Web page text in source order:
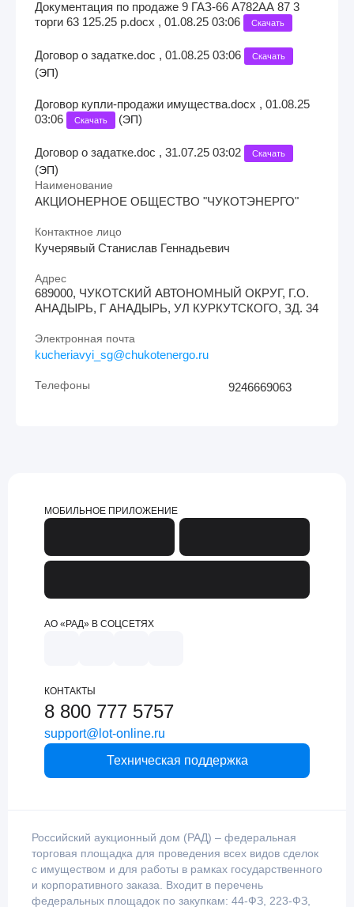
Документация по продаже 9 ГАЗ-66 А782АА 87 3
торги 63 125.25 р.docx , 01.08.25 03:06
Скачать
Договор о задатке.doc , 01.08.25 03:06 Скачать
(ЭП)
Договор купли-продажи имущества.docx , 01.08.25
03:06
Скачать (ЭП)
Договор о задатке.doc , 31.07.25 03:02 Скачать
(ЭП)
Наименование
АКЦИОНЕРНОЕ ОБЩЕСТВО "ЧУКОТЭНЕРГО"
Контактное лицо
Кучерявый Станислав Геннадьевич
Адрес
689000, ЧУКОТСКИЙ АВТОНОМНЫЙ ОКРУГ, Г.О.
АНАДЫРЬ, Г АНАДЫРЬ, УЛ КУРКУТСКОГО, ЗД. 34
Электронная почта
kucheriavyi_sg@chukotenergo.ru
Телефоны 9246669063
МОБИЛЬНОЕ ПРИЛОЖЕНИЕ
АО «РАД» В СОЦСЕТЯХ
КОНТАКТЫ
8 800 777 5757
support@lot-online.ru
Техническая поддержка
Российский аукционный дом (РАД) – федеральная
торговая площадка для проведения всех видов сделок
с имуществом и для работы в рамках государственного
и корпоративного заказа. Входит в перечень
федеральных площадок по закупкам: 44-ФЗ, 223-ФЗ,